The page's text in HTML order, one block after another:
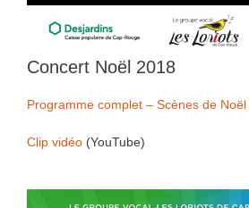
Concert Noël 2018
Programme complet – Scènes de Noël
Clip vidéo (YouTube)